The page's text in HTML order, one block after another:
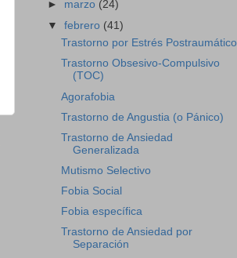
► marzo (24)
▼febrero (41)
Trastorno por Estrés Postraumático
Trastorno Obsesivo-Compulsivo
(TOC)
Agorafobia
Trastorno de Angustia (o Pánico)
Trastorno de Ansiedad
Generalizada
Mutismo Selectivo
Fobia Social
Fobia específica
Trastorno de Ansiedad por
Separación